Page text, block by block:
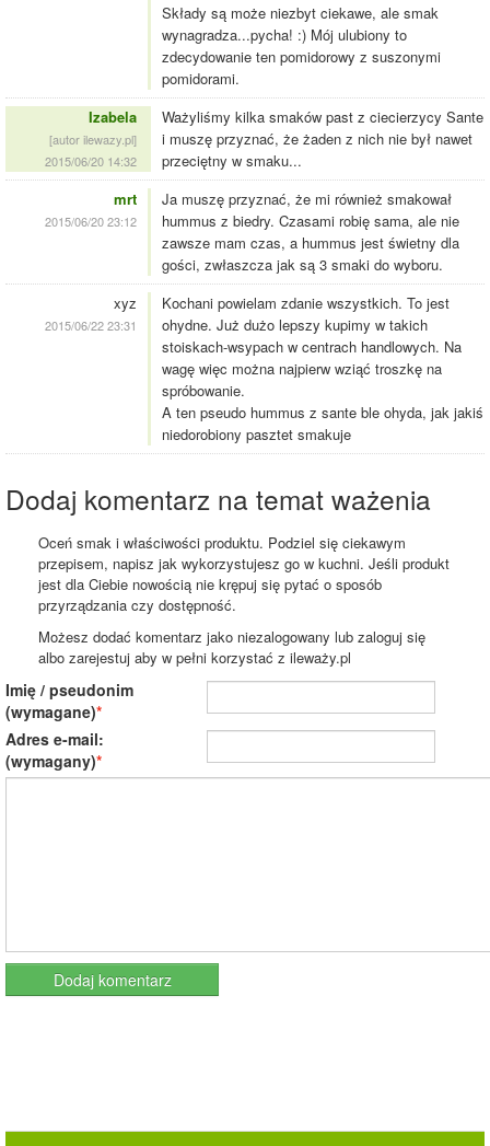
Składy są może niezbyt ciekawe, ale smak
wynagradza...pycha! :) Mój ulubiony to
zdecydowanie ten pomidorowy z suszonymi
pomidorami.
Izabela
[autor ilewazy.pl]
2015/06/20 14:32
Ważyliśmy kilka smaków past z ciecierzycy Sante
i muszę przyznać, że żaden z nich nie był nawet
przeciętny w smaku...
mrt
2015/06/20 23:12
Ja muszę przyznać, że mi również smakował
hummus z biedry. Czasami robię sama, ale nie
zawsze mam czas, a hummus jest świetny dla
gości, zwłaszcza jak są 3 smaki do wyboru.
xyz
2015/06/22 23:31
Kochani powielam zdanie wszystkich. To jest
ohydne. Już dużo lepszy kupimy w takich
stoiskach-wsypach w centrach handlowych. Na
wagę więc można najpierw wziąć troszkę na
spróbowanie.
A ten pseudo hummus z sante ble ohyda, jak jakiś
niedorobiony pasztet smakuje
Dodaj komentarz na temat ważenia
Oceń smak i właściwości produktu. Podziel się ciekawym
przepisem, napisz jak wykorzystujesz go w kuchni. Jeśli produkt
jest dla Ciebie nowością nie krępuj się pytać o sposób
przyrządzania czy dostępność.
Możesz dodać komentarz jako niezalogowany lub zaloguj się
albo zarejestuj aby w pełni korzystać z ileważy.pl
Imię / pseudonim
(wymagane)
Adres e-mail:
(wymagany)